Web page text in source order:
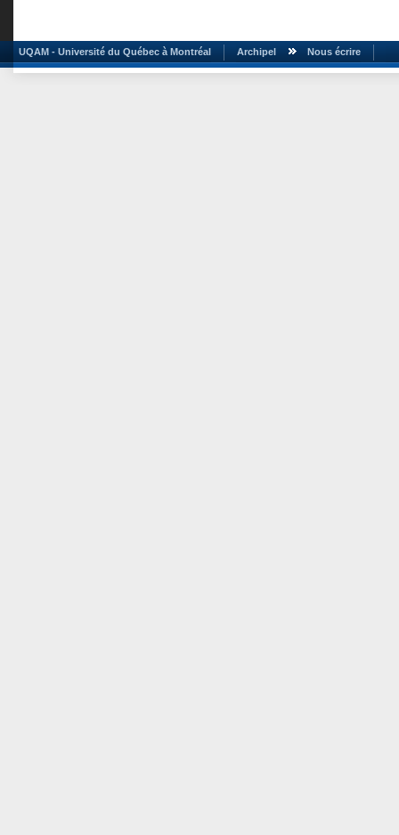
UQAM - Université du Québec à Montréal Archipel Nous écrire